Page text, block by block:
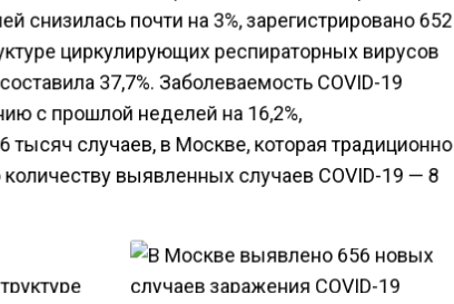
снизилась почти на 3%, зарегистрировано 652
циркулирующих респираторных вирусов
37,7%. Заболеваемость COVID-19
с прошлой неделей на 16,2%,
тысяч случаев, в Москве, которая традиционно
выявленных случаев COVID-19 — 8